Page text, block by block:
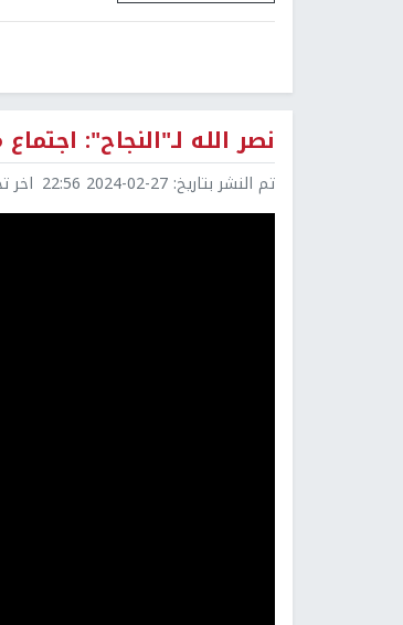
نصر الله لـ"النجاح":
تم النشر بتاريخ: 2024-02-27 22:56 اخر